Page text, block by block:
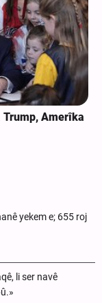
Trump, Amerîka
yekem e; 655 roj
li ser navê